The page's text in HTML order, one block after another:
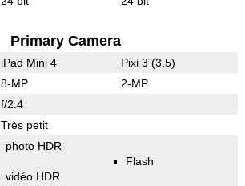
Primary Camera
iPad Mini 4 Pixi 3 (3.5)
8-MP 2-MP
f/2.4
Très petit
photo HDR
vidéo HDR
Flash